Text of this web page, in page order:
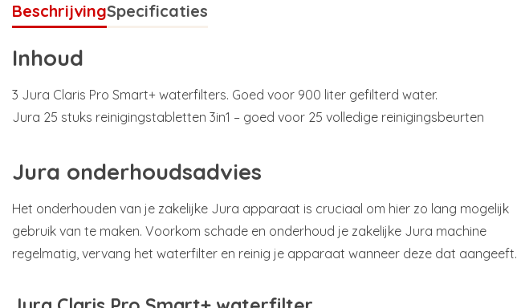
BeschrijvingSpecificaties
Inhoud
3 Jura Claris Pro Smart+ waterfilters. Goed voor 900 liter gefilterd water.
Jura 25 stuks reinigingstabletten 3in1 – goed voor 25 volledige reinigingsbeurten
Jura onderhoudsadvies
Het onderhouden van je zakelijke Jura apparaat is cruciaal om hier zo lang mogelijk
gebruik van te maken. Voorkom schade en onderhoud je zakelijke Jura machine
regelmatig, vervang het waterfilter en reinig je apparaat wanneer deze dat aangeeft.